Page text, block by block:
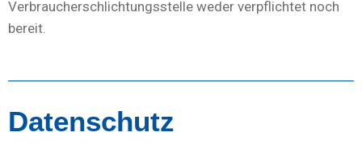
Verbraucherschlichtungsstelle weder verpflichtet noch
bereit.
Datenschutz